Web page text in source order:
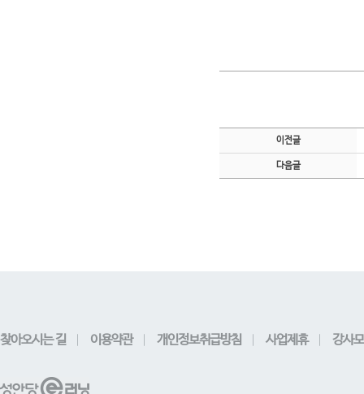
이전글
다음글
찾아오시는 길 이용약관 개인정보취급방침 사업제휴 강사